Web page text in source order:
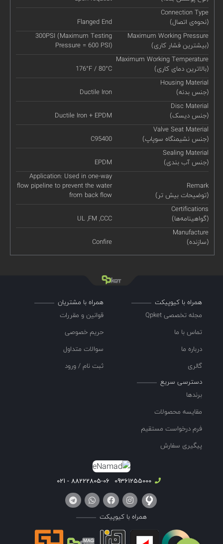
Connection Type
(نحوه‌ی اتصال)
Flanged End
Maximum Working Pressure
(بیشترین فشار کاری)
300PSI (Maximum Testing
Pressure = 600 PSI)
Maximum Working Temperature
(بالاترین دمای کاری)
176°F / 80°C
Housing Material
(جنس بدنه)
Ductile Iron
Disc Material
(جنس دیسک)
Ductile Iron + EPDM
Valve Seat Material
(جنس نشیمنگاه سوپاپ)
C95400
Sealing Material
(جنس آب بندی)
EPDM
Remark
(توضیحات بیش تر)
Application: Used in one-way
flow pipeline to prevent the water
from back flow
Certifications
(گواهینامه‌ها)
UL ,FM ,CCC
Manufacture
(سازنده)
Confire
همراه با کیوپیکت
مجله تخصصی Qpket
تماس با ما
درباره ما
گالری
همراه با مشتریان
قوانین و مقررات
حریم خصوصی
سوالات متداول
ثبت نام / ورود
دسترسی سریع
برندها
مقایسه محصولات
فرم درخواست مستقیم
پیگیری سفارش
09361255000
88222805-06 - 021
همراه با کیوپیکت